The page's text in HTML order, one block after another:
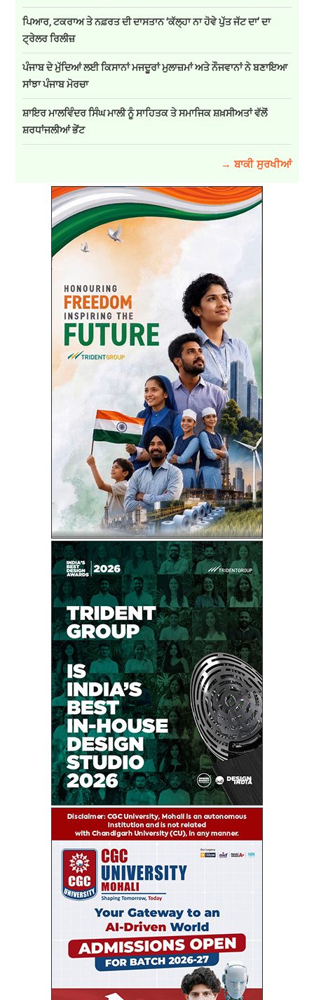
ਪਿਆਰ, ਟਕਰਾਅ ਤੇ ਨਫ਼ਰਤ ਦੀ ਦਾਸਤਾਨ ‘ਕੱਲ੍ਹਾ ਨਾ ਹੋਵੇ ਪੁੱਤ ਜੱਟ ਦਾ’ ਦਾ
ਟ੍ਰੇਲਰ ਰਿਲੀਜ਼
ਪੰਜਾਬ ਦੇ ਮੁੱਦਿਆਂ ਲਈ ਕਿਸਾਨਾਂ ਮਜਦੂਰਾਂ ਮੁਲਾਜ਼ਮਾਂ ਅਤੇ ਨੌਜਵਾਨਾਂ ਨੇ ਬਣਾਇਆ
ਸਾਂਝਾ ਪੰਜਾਬ ਮੋਰਚਾ
ਸ਼ਾਇਰ ਮਾਲਵਿੰਦਰ ਸਿੰਘ ਮਾਲੀ ਨੂੰ ਸਾਹਿਤਕ ਤੇ ਸਮਾਜਿਕ ਸ਼ਖ਼ਸੀਅਤਾਂ ਵੱਲੋਂ
ਸ਼ਰਧਾਂਜਲੀਆਂ ਭੇਂਟ
→ ਬਾਕੀ ਸੁਰਖੀਆਂ